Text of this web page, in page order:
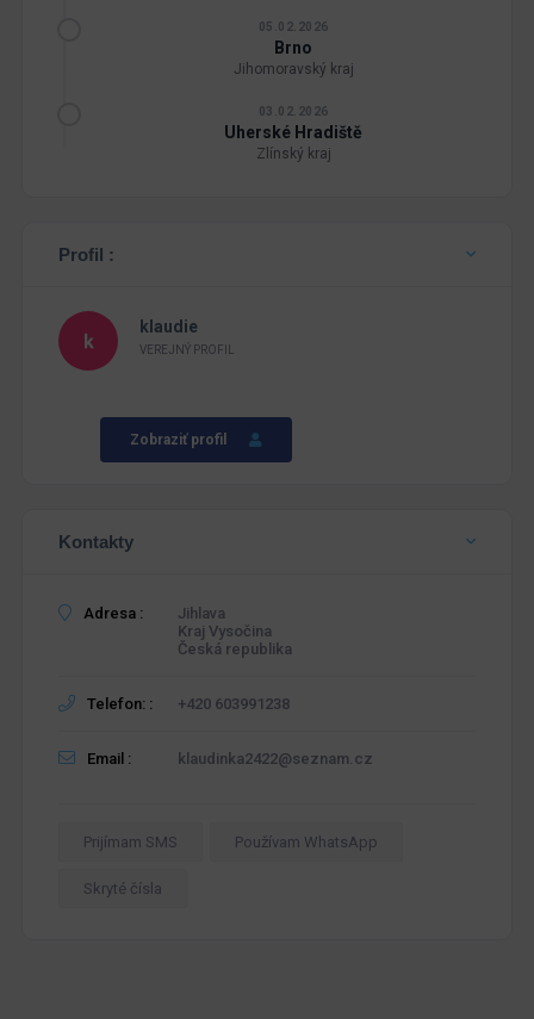
05.02.2026
Brno
Jihomoravský kraj
03.02.2026
Uherské Hradiště
Zlínský kraj
Profil :
klaudie
VEREJNÝ PROFIL
Zobraziť profil
Kontakty
Adresa :
Jihlava
Kraj Vysočina
Česká republika
Telefon: : +420 603991238
Email : klaudinka2422@seznam.cz
Prijímam SMS Používam WhatsApp
Skryté čísla